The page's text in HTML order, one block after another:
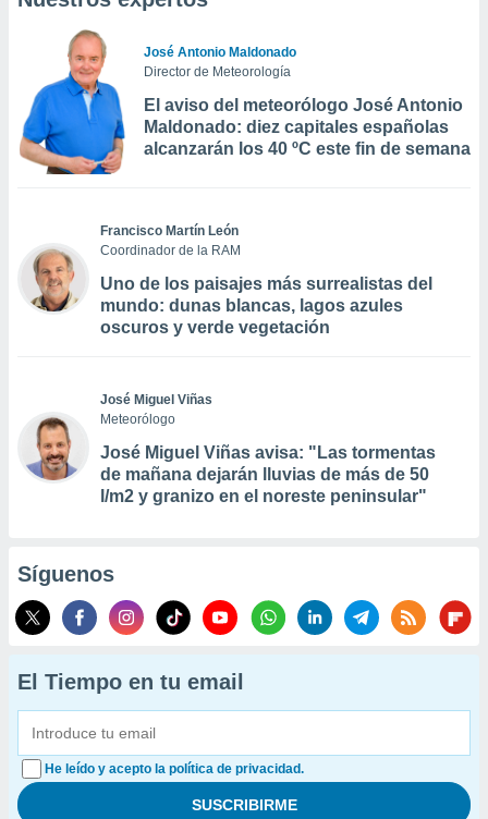
José Antonio Maldonado
Director de Meteorología
El aviso del meteorólogo José Antonio
Maldonado: diez capitales españolas
alcanzarán los 40 ºC este fin de semana
Francisco Martín León
Coordinador de la RAM
Uno de los paisajes más surrealistas del
mundo: dunas blancas, lagos azules
oscuros y verde vegetación
José Miguel Viñas
Meteorólogo
José Miguel Viñas avisa: "Las tormentas
de mañana dejarán lluvias de más de 50
l/m2 y granizo en el noreste peninsular"
Síguenos
El Tiempo en tu email
He leído y acepto la política de privacidad.